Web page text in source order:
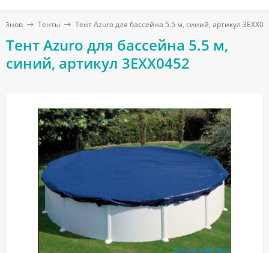
Тенты Тент Azuro для бассейна 5.5 м, синий, артикул
Тент Azuro для бассейна 5.5 м,
синий, артикул 3EXX0452